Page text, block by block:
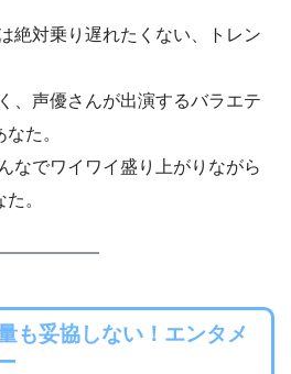
絶対乗り遅れたくない、トレン
、声優さんが出演するバラエテ
た。
なでワイワイ盛り上がりながら
。
も妥協しない！エンタメ